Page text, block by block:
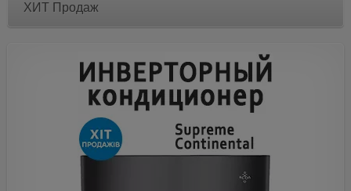
ХИТ Продаж